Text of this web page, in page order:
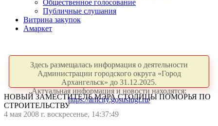
Общественное голосование
Публичные слушания
Витрина закупок
Амаркет
Здесь размещалась информация о деятельности
Администрации городского округа «Город
Архангельск» до 31.12.2025.
Актуальная информация и новости находятся:
https://arhcity.gosuslugi.ru/
НОВЫЙ ЗАМЕСТИТЕЛЬ МЭРА СТОЛИЦЫ ПОМОРЬЯ ПО
СТРОИТЕЛЬСТВУ
4 мая 2008 г. воскресенье, 14:37:49